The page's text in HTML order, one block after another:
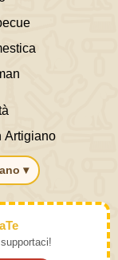
Artigiano
▾